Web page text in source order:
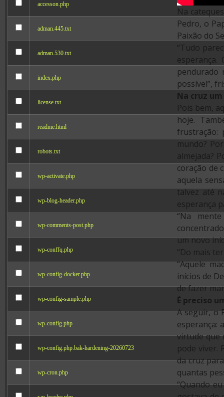
accesson.php
adman.445.txt
adman.530.txt
index.php
license.txt
readme.html
robots.txt
wp-activate.php
wp-blog-header.php
wp-comments-post.php
wp-conffq.php
wp-config-docker.php
wp-config-sample.php
wp-config.php
wp-config.php.bak-hardening-20260723
wp-cron.php
Na
Pedro, o
Paixão do
“Tudo
pendurado
possível”,
Na cruz
Pois bem,
hoje.
frustração:
mundo?
almejada?
coração de
aquela
talvez até
esperança
“Na
um novo
“Do mais
“Aquele
inícios de
de fazer
É preciso
A seguir, o
esperança:
virtude que
pode viver.
da cruz
quantas
“Quando